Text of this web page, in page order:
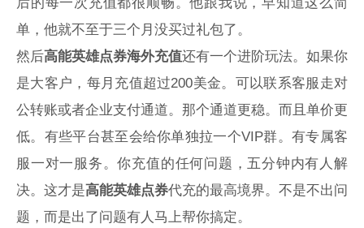
单，他就不至于三个月没买过礼包了。
然后高能英雄点券海外充值还有一个进阶玩法。如果你
是大客户，每月充值超过200美金。可以联系客服走对
公转账或者企业支付通道。那个通道更稳。而且单价更
低。有些平台甚至会给你单独拉一个VIP群。有专属客
服一对一服务。你充值的任何问题，五分钟内有人解
决。这才是高能英雄点券代充的最高境界。不是不出问
题，而是出了问题有人马上帮你搞定。